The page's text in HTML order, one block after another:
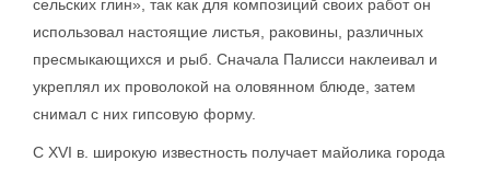
сельских глин», так как для композиций своих работ он
использовал настоящие листья, раковины, различных
пресмыкающихся и рыб. Сначала Палисси наклеивал и
укреплял их проволокой на оловянном блюде, затем
снимал с них гипсовую форму.
С XVI в. широкую известность получает майолика города